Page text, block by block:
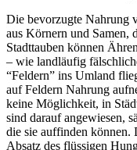
Die bevorzugte Nahrung
aus Körnern und Samen,
Stadttauben können
– wie landläufig
“Feldern” ins Umland
auf Feldern Nahrung
keine Möglichkeit, in
sind darauf angewiesen,
die sie auffinden können.
Absatz des flüssigen